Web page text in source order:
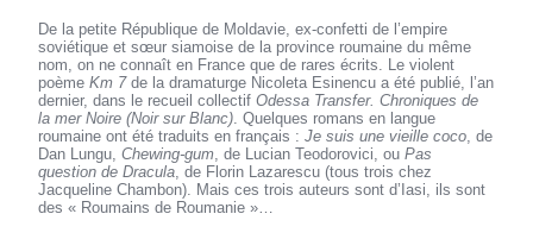
De la petite République de Moldavie, ex-confetti de l’empire
soviétique et sœur siamoise de la province roumaine du même
nom, on ne connaît en France que de rares écrits. Le violent
poèmeKm 7de la dramaturge Nicoleta Esinencu a été publié, l’an
dernier, dans le recueil collectifOdessa Transfer. Chroniques de
la mer Noire (Noir sur Blanc). Quelques romans en langue
roumaine ont été traduits en français :Je suis une vieille coco, de
Dan Lungu,Chewing-gum, de Lucian Teodorovici, ouPas
question de Dracula, de Florin Lazarescu (tous trois chez
Jacqueline Chambon). Mais ces trois auteurs sont d’Iasi, ils sont
des « Roumains de Roumanie »…